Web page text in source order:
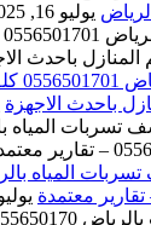
يوليو 16, 2025
باحدث الاجهزة
يوليو 16,